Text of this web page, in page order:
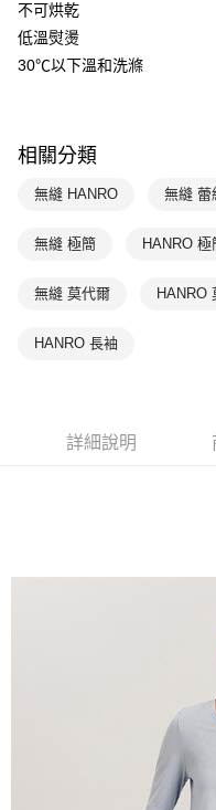
付款後全家取貨$888免運-以
每筆NT$90，滿NT$888(含
付款後7-11取貨
每筆NT$90，滿NT$1,000(
不可烘乾
低溫熨燙
30℃以下溫和洗滌
相關分類
無縫 HANRO 無縫 蕾
無縫 極簡 HANRO 極
無縫 莫代爾 HANRO
HANRO 長袖
詳細說明